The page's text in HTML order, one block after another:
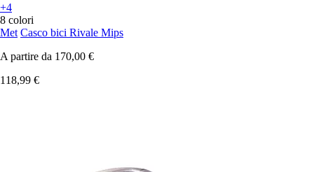
+4
8 colori
Met Casco bici Rivale Mips
A partire da 170,00 €
118,99 €